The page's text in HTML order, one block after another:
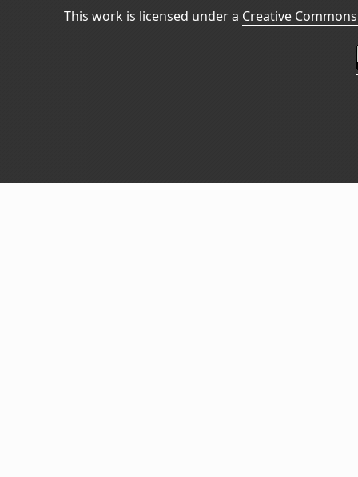
This work is licensed under a Creative